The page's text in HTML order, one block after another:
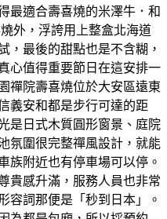
最適合壽喜燒的米澤牛．和
外，浮誇用上整盒北海道
，最後的甜點也是不含糊，
心值得重要節日在這安排一
禪院壽喜燒位於大安區遠東
義安和都是步行可達的距
是日式木質圓形窗景、庭院
氛圍很完整禪風設計，就能
族附近也有停車場可以停。
貴感升滿，服務人員也非常
容詞那便是「秒到日本」。